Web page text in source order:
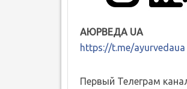
АЮРВЕДА UA
https://t.me/ayurvedaua
Первый Телеграм